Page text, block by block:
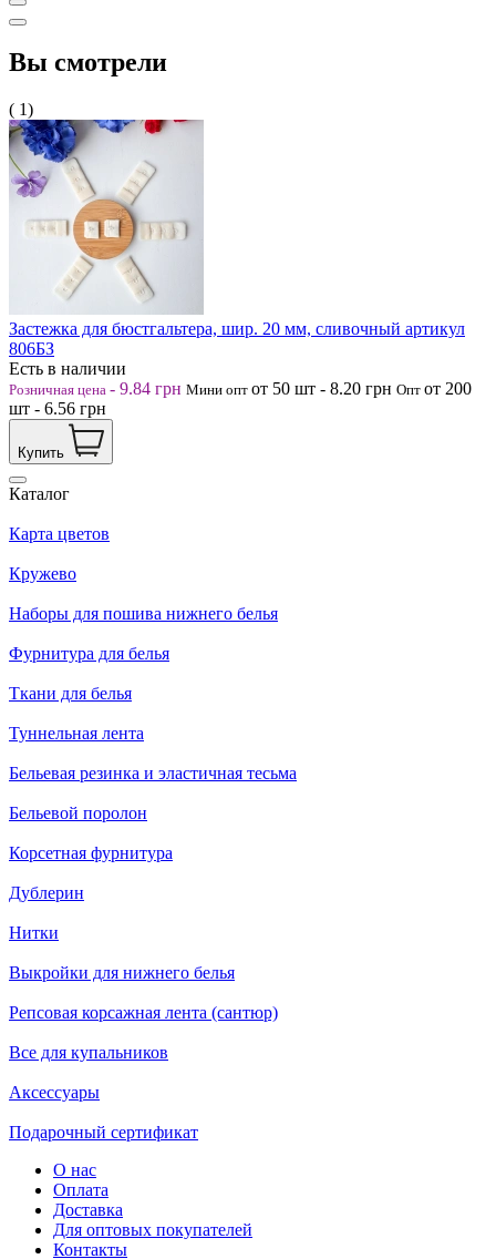
Вы смотрели
( 1)
Застежка для бюстгальтера, шир. 20 мм, сливочный артикул
806БЗ
Есть в наличии
Розничная цена - 9.84 грн Мини опт от 50 шт - 8.20 грн Опт от 200
шт - 6.56 грн
Купить
Каталог
Карта цветов
Кружево
Наборы для пошива нижнего белья
Фурнитура для белья
Ткани для белья
Туннельная лента
Бельевая резинка и эластичная тесьма
Бельевой поролон
Корсетная фурнитура
Дублерин
Нитки
Выкройки для нижнего белья
Репсовая корсажная лента (сантюр)
Все для купальников
Аксессуары
Подарочный сертификат
О нас
Оплата
Доставка
Для оптовых покупателей
Контакты